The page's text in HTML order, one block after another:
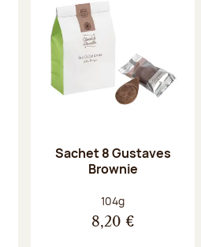
Sachet 8 Gustaves
Brownie
Poids net :
104g
8,20 €